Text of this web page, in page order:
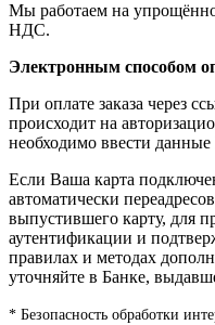
Мы работаем на
НДС.
Электронным способом
При оплате заказа через
происходит на
необходимо ввести
Если Ваша карта
автоматически
выпустившего карту, для
аутентификации и
правилах и методах
уточняйте в Банке,
* Безопасность обработки